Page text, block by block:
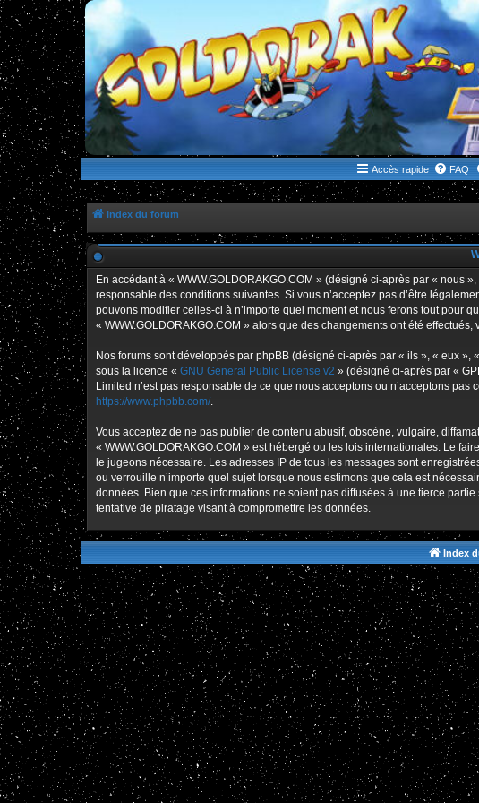
WWW.GOLDORAKGO.COM
le site de la Lune Rouge
Accès rapide FAQ
Index du forum
En accédant à « WWW.GOLDORAKGO.COM » (désigné ci-après par « nous
responsable des conditions suivantes. Si vous n’acceptez pas d’être
pouvons modifier celles-ci à n’importe quel moment et nous ferons tout pour
« WWW.GOLDORAKGO.COM » alors que des changements ont été
Nos forums sont développés par phpBB (désigné ci-après par « ils », « eux
sous la licence « GNU General Public License v2 » (désigné ci-après par «
Limited n’est pas responsable de ce que nous acceptons ou n’acceptons
https://www.phpbb.com/.
Vous acceptez de ne pas publier de contenu abusif, obscène, vulgaire,
« WWW.GOLDORAKGO.COM » est hébergé ou les lois internationales. Le
le jugeons nécessaire. Les adresses IP de tous les messages sont
ou verrouille n’importe quel sujet lorsque nous estimons que cela est
données. Bien que ces informations ne soient pas diffusées à une tierce
tentative de piratage visant à compromettre les données.
Index